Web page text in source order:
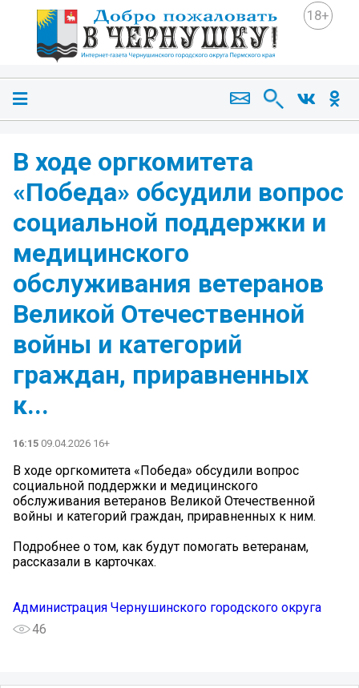
18+
В ходе оргкомитета
«Победа» обсудили вопрос
социальной поддержки и
медицинского
обслуживания ветеранов
Великой Отечественной
войны и категорий
граждан, приравненных
к...
16:15 09.04.2026 16+
В ходе оргкомитета «Победа» обсудили вопрос
социальной поддержки и медицинского
обслуживания ветеранов Великой Отечественной
войны и категорий граждан, приравненных к ним.
Подробнее о том, как будут помогать ветеранам,
рассказали в карточках.
Администрация Чернушинского городского округа
46